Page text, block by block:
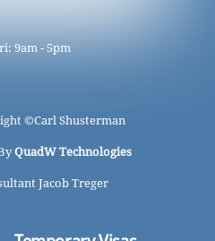
9am - 5pm
©Carl Shusterman
QuadW Technologies
Jacob Treger